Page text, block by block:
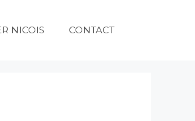
NICOIS CONTACT